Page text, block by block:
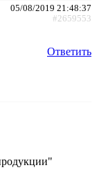
05/08/2019 21:48:37
#2659553
Ответить